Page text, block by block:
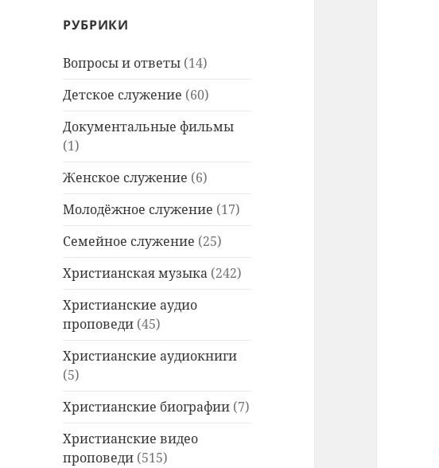
РУБРИКИ
Вопросы и ответы (14)
Детское служение (60)
Документальные фильмы
(1)
Женское служение (6)
Молодёжное служение (17)
Семейное служение (25)
Христианская музыка (242)
Христианские аудио
проповеди (45)
Христианские аудиокниги
(5)
Христианские биографии (7)
Христианские видео
проповеди (515)